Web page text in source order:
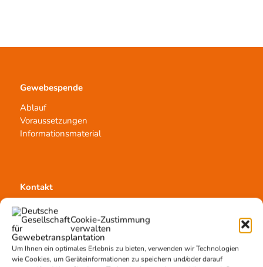
Cookie-Zustimmung
verwalten
Um Ihnen ein optimales Erlebnis zu bieten, verwenden wir Technologien
wie Cookies, um Geräteinformationen zu speichern und/oder darauf
Gewebespende
Ablauf
Voraussetzungen
Informationsmaterial
Kontakt
Team Hannover
Spendestandorte
Vermittlungsstelle